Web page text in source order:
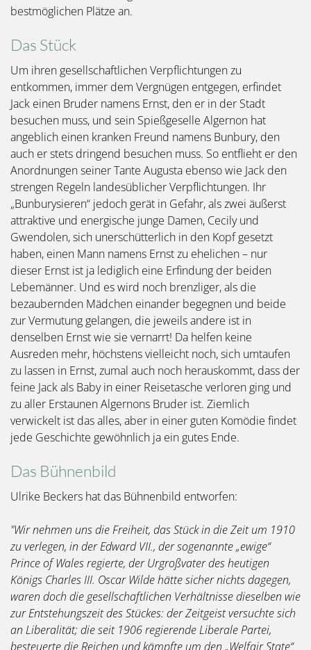
bestmöglichen Plätze an.
Das Stück
Um ihren gesellschaftlichen Verpflichtungen zu
entkommen, immer dem Vergnügen entgegen, erfindet
Jack einen Bruder namens Ernst, den er in der Stadt
besuchen muss, und sein Spießgeselle Algernon hat
angeblich einen kranken Freund namens Bunbury, den
auch er stets dringend besuchen muss. So entflieht er den
Anordnungen seiner Tante Augusta ebenso wie Jack den
strengen Regeln landesüblicher Verpflichtungen. Ihr
„Bunburysieren“ jedoch gerät in Gefahr, als zwei äußerst
attraktive und energische junge Damen, Cecily und
Gwendolen, sich unerschütterlich in den Kopf gesetzt
haben, einen Mann namens Ernst zu ehelichen – nur
dieser Ernst ist ja lediglich eine Erfindung der beiden
Lebemänner. Und es wird noch brenzliger, als die
bezaubernden Mädchen einander begegnen und beide
zur Vermutung gelangen, die jeweils andere ist in
denselben Ernst wie sie vernarrt! Da helfen keine
Ausreden mehr, höchstens vielleicht noch, sich umtaufen
zu lassen in Ernst, zumal auch noch herauskommt, dass der
feine Jack als Baby in einer Reisetasche verloren ging und
zu aller Erstaunen Algernons Bruder ist. Ziemlich
verwickelt ist das alles, aber in einer guten Komödie findet
jede Geschichte gewöhnlich ja ein gutes Ende.
Das Bühnenbild
Ulrike Beckers hat das Bühnenbild entworfen:
"Wir nehmen uns die Freiheit, das Stück in die Zeit um 1910
zu verlegen, in der Edward VII., der sogenannte „ewige“
Prince of Wales regierte, der Urgroßvater des heutigen
Königs Charles III. Oscar Wilde hätte sicher nichts dagegen,
waren doch die gesellschaftlichen Verhältnisse dieselben wie
zur Entstehungszeit des Stückes: der Zeitgeist versuchte sich
an Liberalität; die seit 1906 regierende Liberale Partei,
besteuerte die Reichen und kämpfte um den „Welfair State“